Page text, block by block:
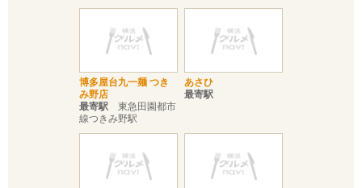
博多屋台九一麺 つき
み野店
最寄駅 東急田園都市
線つきみ野駅
あさひ
最寄駅